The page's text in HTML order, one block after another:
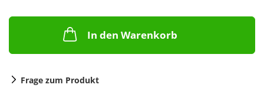
In den Warenkorb
Frage zum Produkt